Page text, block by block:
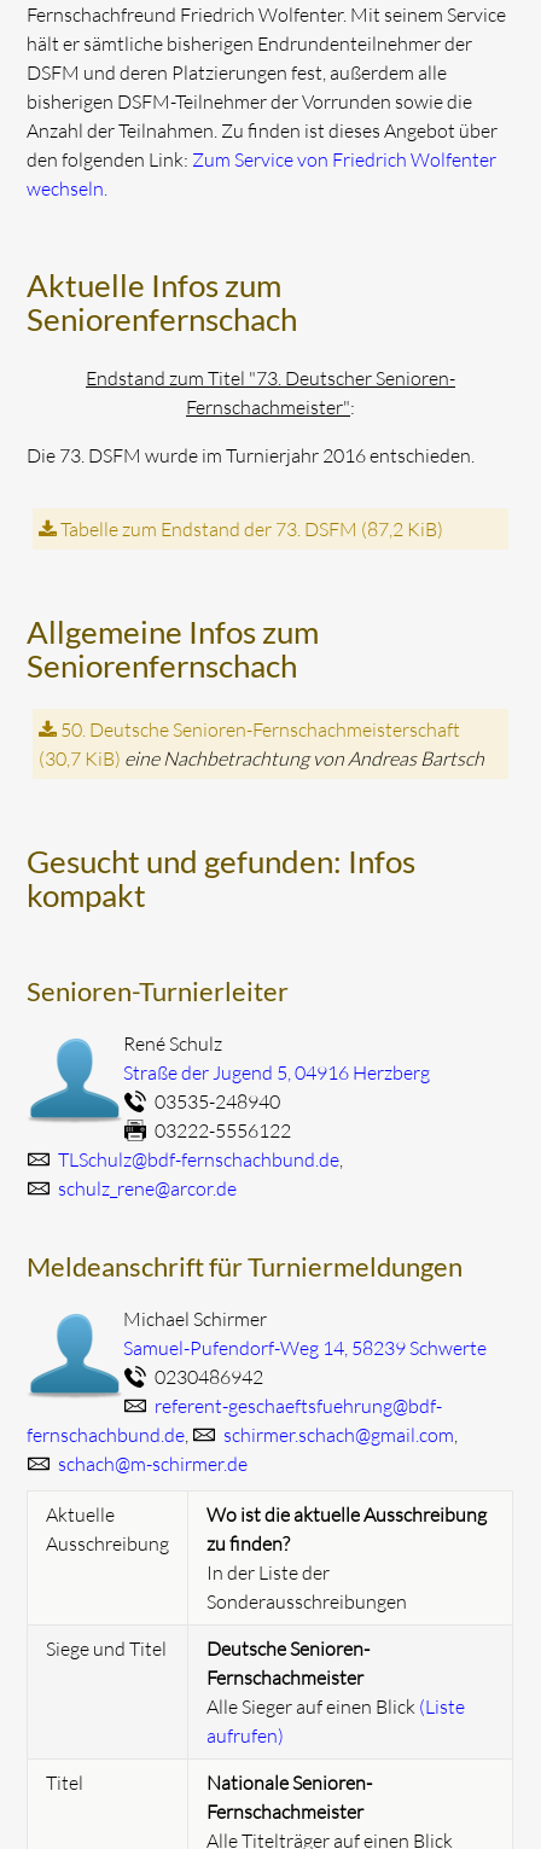
Fernschachfreund Friedrich Wolfenter. Mit seinem Service
hält er sämtliche bisherigen Endrundenteilnehmer der
DSFM und deren Platzierungen fest, außerdem alle
bisherigen DSFM-Teilnehmer der Vorrunden sowie die
Anzahl der Teilnahmen. Zu finden ist dieses Angebot über
den folgenden Link: Zum Service von Friedrich Wolfenter
wechseln.
Aktuelle Infos zum
Seniorenfernschach
Endstand zum Titel "73. Deutscher Senioren-
Fernschachmeister":
Die 73. DSFM wurde im Turnierjahr 2016 entschieden.
Tabelle zum Endstand der 73. DSFM (87,2 KiB)
Allgemeine Infos zum
Seniorenfernschach
50. Deutsche Senioren-Fernschachmeisterschaft
(30,7 KiB) eine Nachbetrachtung von Andreas Bartsch
Gesucht und gefunden: Infos
kompakt
Senioren-Turnierleiter
René Schulz
Straße der Jugend 5, 04916 Herzberg
03535-248940
03222-5556122
TLSchulz@bdf-fernschachbund.de
schulz_rene@arcor.de
Meldeanschrift für Turniermeldungen
Michael Schirmer
Samuel-Pufendorf-Weg 14, 58239 Schwerte
0230486942
referent-geschaeftsfuehrung@bdf-
fernschachbund.de
schirmer.schach@gmail.com
schach@m-schirmer.de
Aktuelle
Ausschreibung
Wo ist die aktuelle Ausschreibung
zu finden?
In der Liste der
Sonderausschreibungen
Siege und Titel
Deutsche Senioren-
Fernschachmeister
Alle Sieger auf einen Blick (Liste
aufrufen)
Titel
Nationale Senioren-
Fernschachmeister
Alle Titelträger auf einen Blick